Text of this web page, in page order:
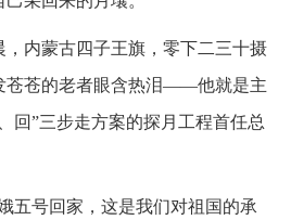
，内蒙古四子王旗，零下二三十摄
苍苍的老者眼含热泪——他就是主
回”三步走方案的探月工程首任总
五号回家，这是我们对祖国的承